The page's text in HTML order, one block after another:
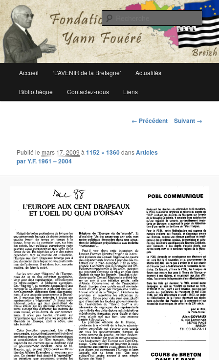
Fondation Yann Fouéré
Le site officiel de la fondation Yann Fouéré
principal
Aller
au
Accueil ‘L’AVENIR de la Bretagne’ Actualités
Bibliothèque Contactez-nous Liens
Navigation
← Précédent Suivant →
Publié lemars 17, 2009 à1152 × 1360dansArticles
par Y.F. 1961 – 2004